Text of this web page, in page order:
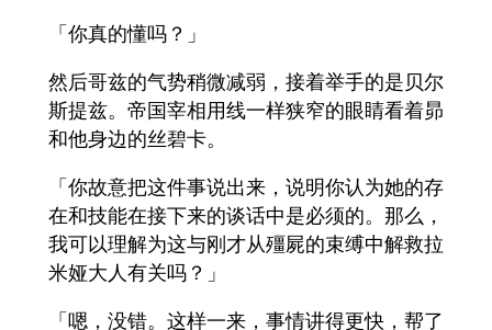
「你真的懂吗？」
然后哥兹的气势稍微减弱，接着举手的是贝尔
斯提兹。帝国宰相用线一样狭窄的眼睛看着昴
和他身边的丝碧卡。
「你故意把这件事说出来，说明你认为她的存
在和技能在接下来的谈话中是必须的。那么，
我可以理解为这与刚才从殭屍的束缚中解救拉
米娅大人有关吗？」
「嗯，没错。这样一来，事情讲得更快，帮了